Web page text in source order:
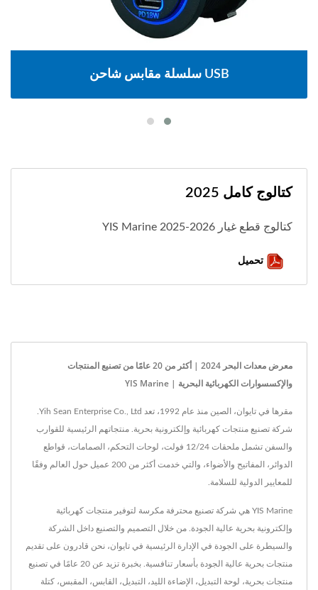
سلسلة مقابس شاحن USB
كتالوج كامل 2025
كتالوج قطع غيار YIS Marine 2025-2026
تحميل
معرض معدات البحر 2024 | أكثر من 20 عامًا من تصنيع المنتجات
والإكسسوارات الكهربائية البحرية | YIS Marine
شركة تصنيع منتجات كهربائية وإلكترونية بحرية. منتجاتهم الرئيسية للقوارب
والسفن تشمل ملحقات 12/24 فولت، لوحات التحكم، الصمامات، قواطع
الدوائر، المفاتيح والأضواء، والتي خدمت أكثر من 200 عميل حول العالم وفقًا
للمعايير الدولية للسلامة.
YIS Marine هي شركة تصنيع محترفة مكرسة لتوفير منتجات كهربائية
وإلكترونية بحرية عالية الجودة. من خلال التصميم والتصنيع داخل الشركة
والسيطرة على الجودة في الإدارة الرئيسية في تايوان، نحن قادرون على تقديم
منتجات بحرية عالية الجودة بأسعار تنافسية. بخبرة تزيد عن 20 عامًا في تصنيع
منتجات بحرية، لوحة التبديل، الإضاءة الليد، التبديل، القابس، المقبس، كتلة